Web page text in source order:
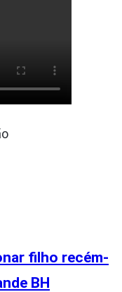
filho recém-
BH